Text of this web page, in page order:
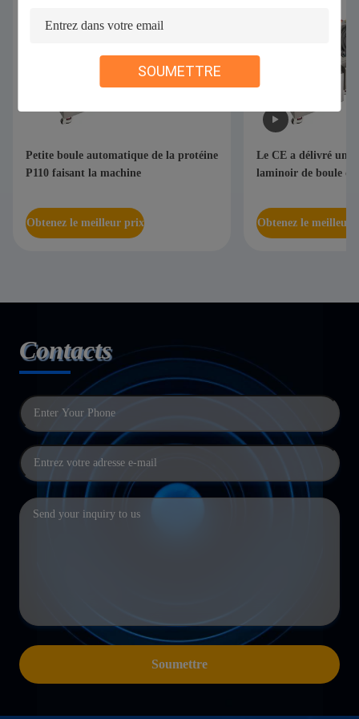
SOUMETTRE
Petite boule automatique de la protéine
P110 faisant la machine
Obtenez le meilleur prix
Le CE a délivré un
laminoir de boule
Obtenez le meilleur
Contacts
Soumettre